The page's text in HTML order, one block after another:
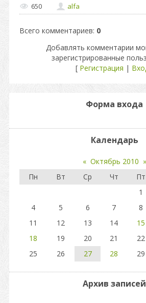
650 alfa
Всего комментариев: 0
Добавлять комментарии
зарегистрированные
[ Регистрация |
Форма входа
Календарь
« Октябрь 2010 »
Пн
Вт Ср Чт Пт
1
4
5 6 7 8
11
12 13 14 15
18
19 20 21 22
25
26 27 28 29
Архив записей